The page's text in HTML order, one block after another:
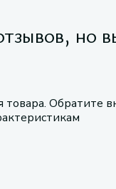
но
Обратите